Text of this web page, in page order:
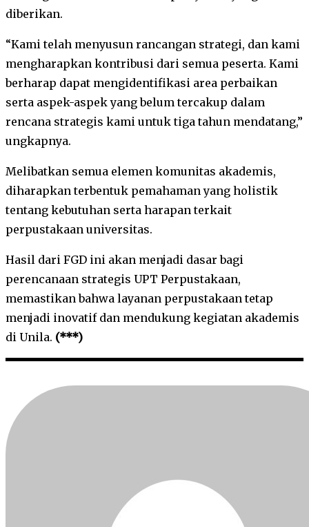
diberikan.
“Kami telah menyusun rancangan strategi, dan kami
mengharapkan kontribusi dari semua peserta. Kami
berharap dapat mengidentifikasi area perbaikan
serta aspek-aspek yang belum tercakup dalam
rencana strategis kami untuk tiga tahun mendatang,”
ungkapnya.
Melibatkan semua elemen komunitas akademis,
diharapkan terbentuk pemahaman yang holistik
tentang kebutuhan serta harapan terkait
perpustakaan universitas.
Hasil dari FGD ini akan menjadi dasar bagi
perencanaan strategis UPT Perpustakaan,
memastikan bahwa layanan perpustakaan tetap
menjadi inovatif dan mendukung kegiatan akademis
di Unila. (***)